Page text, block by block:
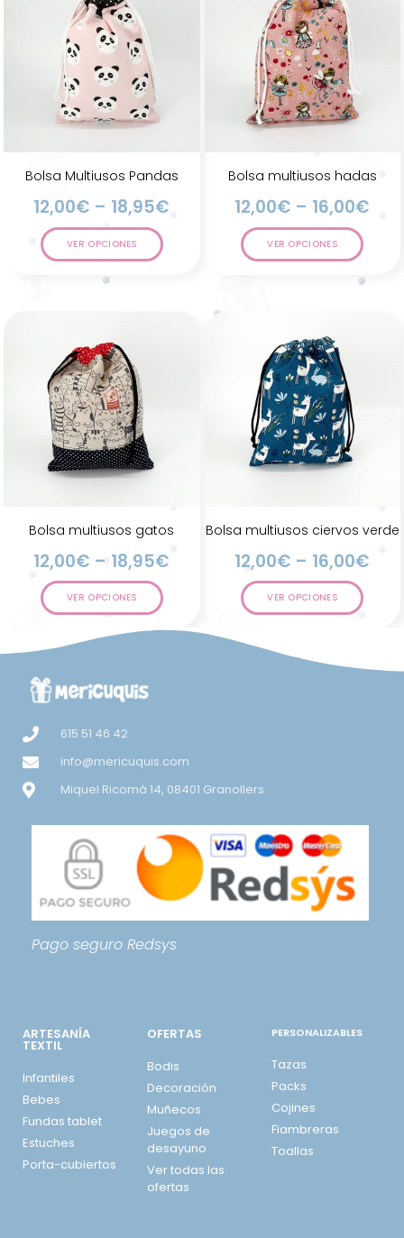
Bolsa Multiusos Pandas
12,00€ – 18,95€
VER OPCIONES
Bolsa multiusos hadas
12,00€ – 16,00€
VER OPCIONES
Bolsa multiusos gatos
12,00€ – 18,95€
VER OPCIONES
Bolsa multiusos ciervos verde
12,00€ – 16,00€
VER OPCIONES
615 51 46 42
info@mericuquis.com
Miquel Ricomà 14, 08401 Granollers
Pago seguro Redsys
ARTESANÍA
TEXTIL
Infantiles
Bebes
Fundas tablet
Estuches
Porta-cubiertos
OFERTAS
Bodis
Decoración
Muñecos
Juegos de
desayuno
Ver todas las
ofertas
PERSONALIZABLES
Tazas
Packs
Cojines
Fiambreras
Toallas